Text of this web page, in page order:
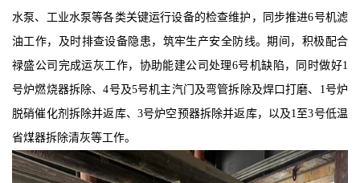
缴费入口
水泵、工业水泵等各类关键运行设备的检查维护，同步推进6号机滤
油工作，及时排查设备隐患，筑牢生产安全防线。期间，积极配合
禄盛公司完成运灰工作，协助能建公司处理6号机缺陷，同时做好1
号炉燃烧器拆除、4号及5号机主汽门及弯管拆除及焊口打磨、1号炉
脱硝催化剂拆除并返库、3号炉空预器拆除并返库，以及1至3号低温
省煤器拆除清灰等工作。